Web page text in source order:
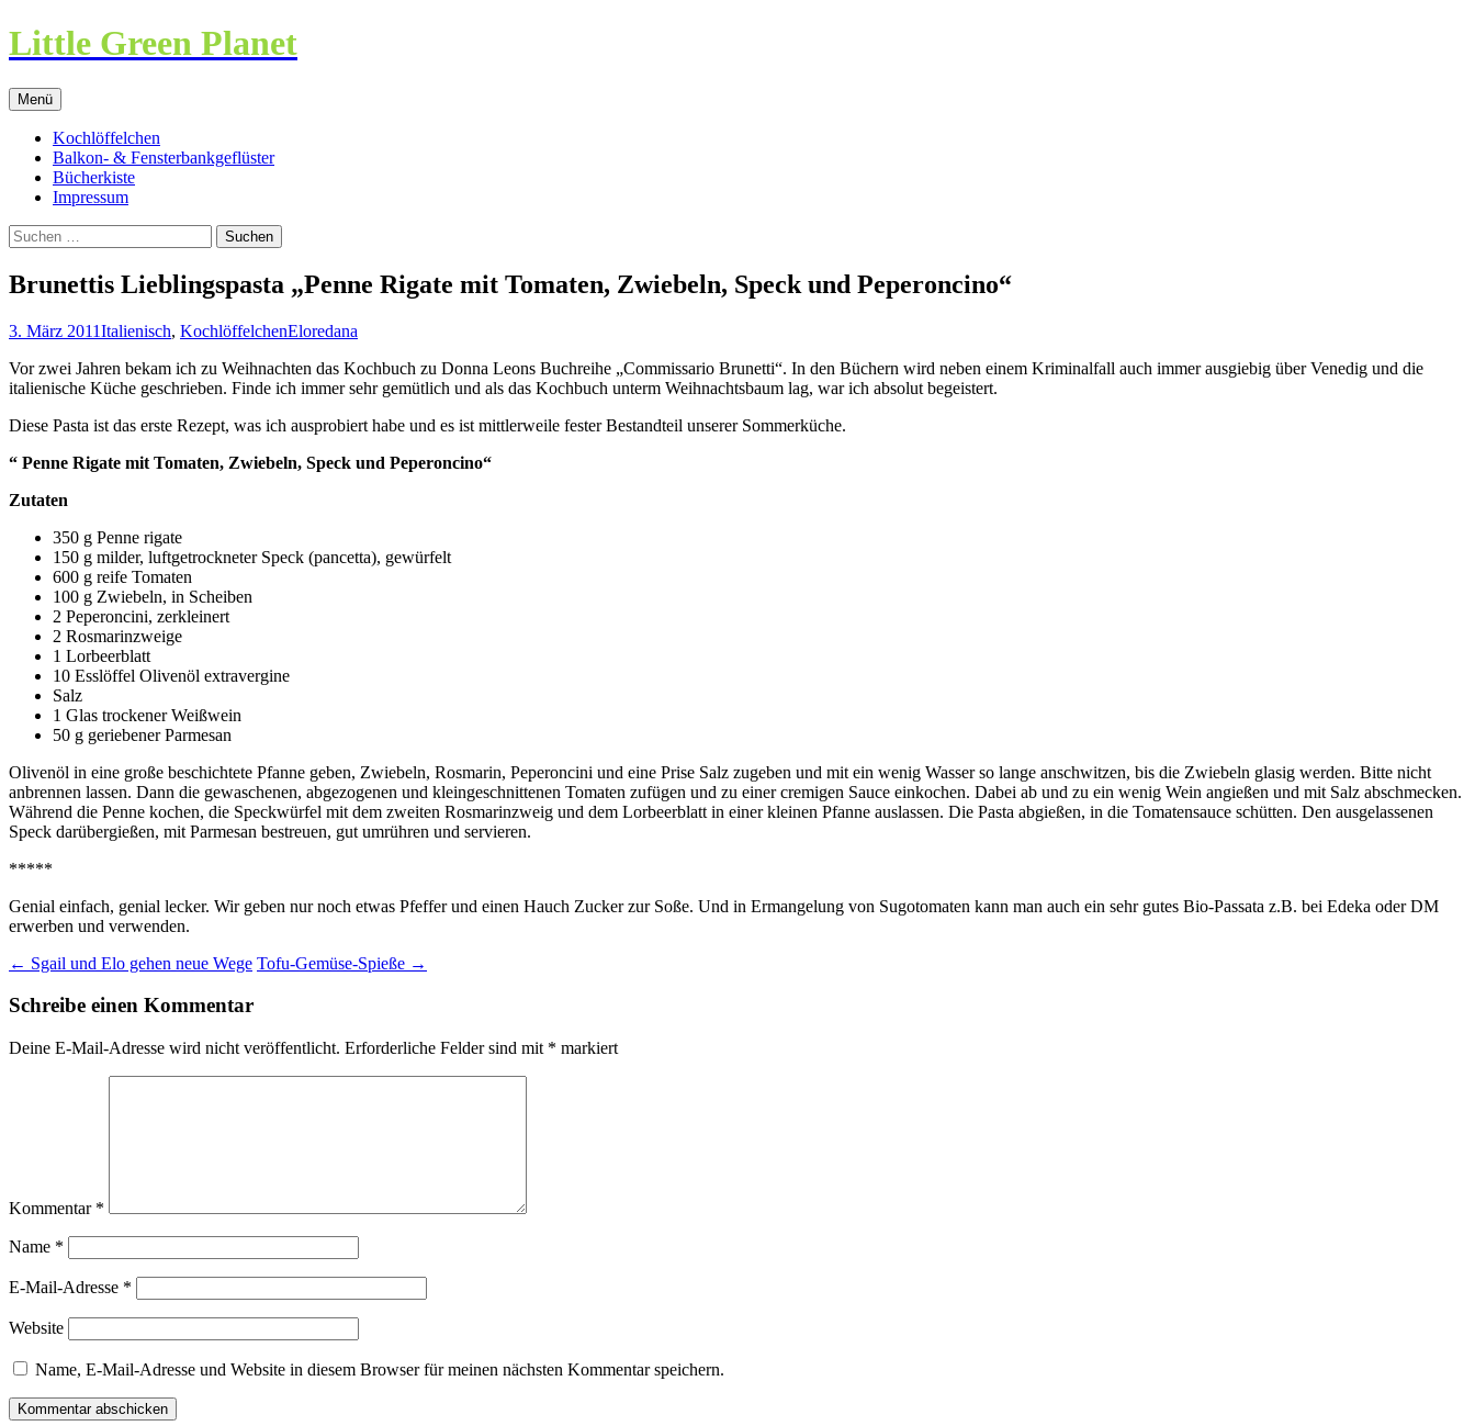
Little Green Planet
Menü Zum
Inhalt
springen
Kochlöffelchen
Balkon- & Fensterbankgeflüster
Bücherkiste
Impressum
Suchen
nach:
Brunettis Lieblingspasta „Penne Rigate mit Tomaten, Zwiebeln, Speck und Peperoncino“
3. März 2011Italienisch, KochlöffelchenEloredana
Vor zwei Jahren bekam ich zu Weihnachten das Kochbuch zu Donna Leons Buchreihe „Commissario Brunetti“. In den Büchern wird neben einem Kriminalfall auch immer ausgiebig über Venedig und die
italienische Küche geschrieben. Finde ich immer sehr gemütlich und als das Kochbuch unterm Weihnachtsbaum lag, war ich absolut begeistert.
Diese Pasta ist das erste Rezept, was ich ausprobiert habe und es ist mittlerweile fester Bestandteil unserer Sommerküche.
“ Penne Rigate mit Tomaten, Zwiebeln, Speck und Peperoncino“
Zutaten
350 g Penne rigate
150 g milder, luftgetrockneter Speck (pancetta), gewürfelt
600 g reife Tomaten
100 g Zwiebeln, in Scheiben
2 Peperoncini, zerkleinert
2 Rosmarinzweige
1 Lorbeerblatt
10 Esslöffel Olivenöl extravergine
Salz
1 Glas trockener Weißwein
50 g geriebener Parmesan
Olivenöl in eine große beschichtete Pfanne geben, Zwiebeln, Rosmarin, Peperoncini und eine Prise Salz zugeben und mit ein wenig Wasser so lange anschwitzen, bis die Zwiebeln glasig werden. Bitte nicht
anbrennen lassen. Dann die gewaschenen, abgezogenen und kleingeschnittenen Tomaten zufügen und zu einer cremigen Sauce einkochen. Dabei ab und zu ein wenig Wein angießen und mit Salz abschmecken.
Während die Penne kochen, die Speckwürfel mit dem zweiten Rosmarinzweig und dem Lorbeerblatt in einer kleinen Pfanne auslassen. Die Pasta abgießen, in die Tomatensauce schütten. Den ausgelassenen
Speck darübergießen, mit Parmesan bestreuen, gut umrühren und servieren.
*****
Genial einfach, genial lecker. Wir geben nur noch etwas Pfeffer und einen Hauch Zucker zur Soße. Und in Ermangelung von Sugotomaten kann man auch ein sehr gutes Bio-Passata z.B. bei Edeka oder DM
erwerben und verwenden.
Beitragsnavigation
← Sgail und Elo gehen neue Wege Tofu-Gemüse-Spieße →
Schreibe einen Kommentar
Deine E-Mail-Adresse wird nicht veröffentlicht. Erforderliche Felder sind mit * markiert
Kommentar *
Name *
E-Mail-Adresse *
Website
Name, E-Mail-Adresse und Website in diesem Browser für meinen nächsten Kommentar speichern.